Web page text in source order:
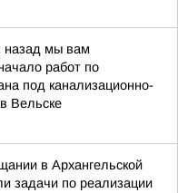
назад мы вам
работ по
под канализационно-
Вельске
в Архангельской
задачи по реализации